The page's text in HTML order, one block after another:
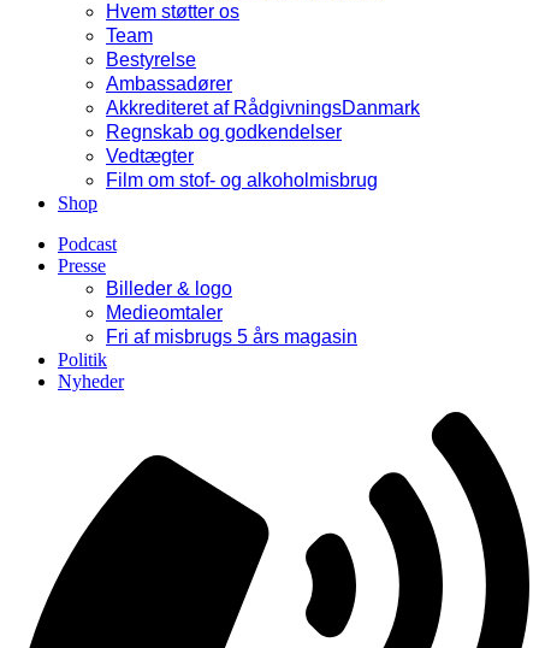
Hvem støtter os
Team
Bestyrelse
Ambassadører
Akkrediteret af RådgivningsDanmark
Regnskab og godkendelser
Vedtægter
Film om stof- og alkoholmisbrug
Shop
Podcast
Presse
Billeder & logo
Medieomtaler
Fri af misbrugs 5 års magasin
Politik
Nyheder